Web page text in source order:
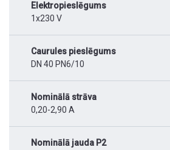
Elektropieslēgums
1x230 V
Caurules pieslēgums
DN 40 PN6/10
Nominālā strāva
0,20-2,90 A
Nominālā jauda P2